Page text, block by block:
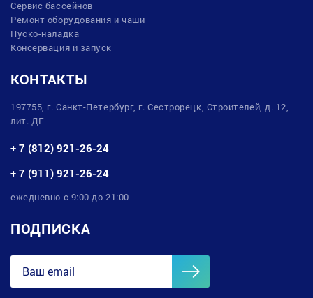
Сервис бассейнов
Ремонт оборудования и чаши
Пуско-наладка
Консервация и запуск
КОНТАКТЫ
197755, г. Санкт-Петербург, г. Сестрорецк, Строителей, д. 12,
лит. ДЕ
+ 7 (812) 921-26-24
+ 7 (911) 921-26-24
ежедневно с 9:00 до 21:00
ПОДПИСКА